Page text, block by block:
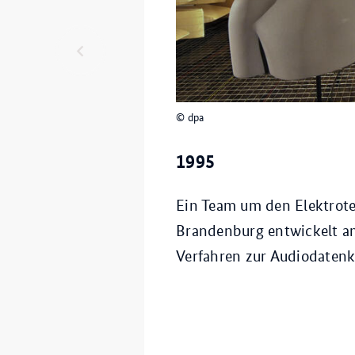
© dpa
1995
Ein Team um den
Brandenburg entwickelt
Verfahren zur